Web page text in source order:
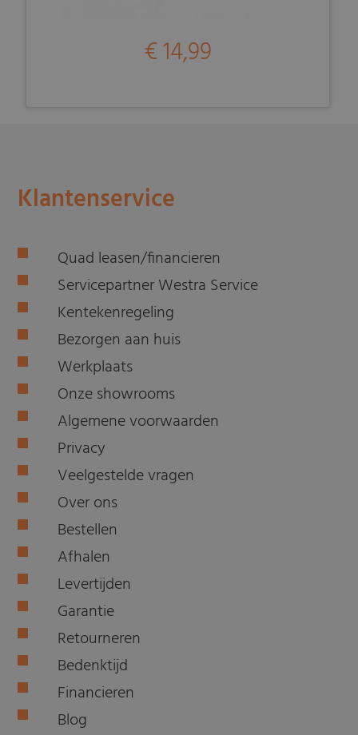
€ 14,99
Klantenservice
Quad leasen/financieren
Servicepartner Westra Service
Kentekenregeling
Bezorgen aan huis
Werkplaats
Onze showrooms
Algemene voorwaarden
Privacy
Veelgestelde vragen
Over ons
Bestellen
Afhalen
Levertijden
Garantie
Retourneren
Bedenktijd
Financieren
Blog